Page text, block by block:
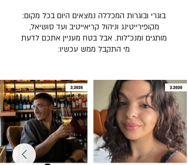
בוגרי ובוגרות המכללה נמצאים היום בכל מקום:
מקופירייטינג וניהול קריאייטיב ועד סושיאל,
מותגים ומנכ״לות. אבל בטח מעניין אתכם לדעת
מי התקבל ממש עכשיו: